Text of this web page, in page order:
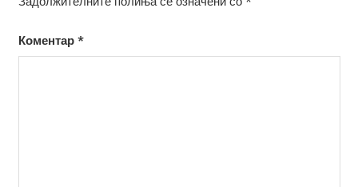
Коментар *